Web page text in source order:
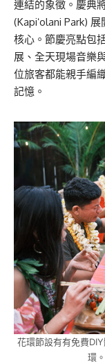
連結的象徵。慶典
(Kapiʻolani Park)
核心。節慶亮點包
展、全天現場音樂
位旅客都能親手編
記憶。
花環節設有有免費
環